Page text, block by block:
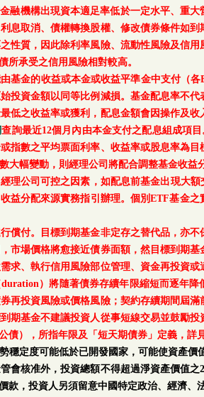
融機構出現資本適足率低於一定水平、重
息取消、債權轉換股權、修改債券條件如
性質，因此除利率風險、流動性風險及信
所承受之信用風險相對較高。
基金的收益或本金或收益平準金中支付（
投資金額以同等比例減損。基金配息率不
低之收益率或獲利，配息金額會因操作及
查詢最近12個月內由本金支付之配息組成項
指數之平均票面利率、收益率或股息率為
幅變動，則經理公司將配合調整基金收
理公司可控之因素，如配息前基金出現大
益分配來源實務指引辦理。個別ETF基金
償付。目標到期基金非定存之替代品，亦
市場價格將愈接近債券面額，然目標到期
求、執行信用風險部位管理、資金再投資
）將隨著債券存續年限縮短而逐年
再投資風險或價格風險；契約存續期間屆
期基金不建議投資人從事短線交易並鼓勵
債），所指年限及「短天期債券」定義，詳
穩定度可能低於已開發國家，可能使資產
會核准外，投資總額不得超過淨資產價值
，投資人另須留意中國特定政治、經濟、